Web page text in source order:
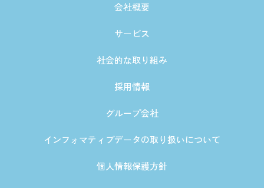
会社概要
サービス
社会的な取り組み
採用情報
グループ会社
インフォマティブデータの取り扱いについて
個人情報保護方針